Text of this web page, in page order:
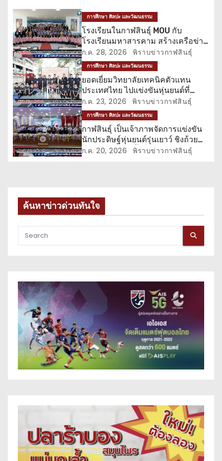
ว
เ
รื่
อ
ง
การศึกษา ศิลปะ และวัฒนธรรม
โรงเรียนในกาฬสินธุ์ MOU กับ
โรงเรียนมหาสารคาม สร้างเครือข่าย
สภานักเรียน
ก.ค. 28, 2026 พิราบข่าวกาฬสินธุ์
การศึกษา ศิลปะ และวัฒนธรรม
ยอดเยี่ยมวิทยาลัยเทคนิคตัวแทน
ประเทศไทย ไปแข่งขันหุ่นยนต์ที่
ฮ่องกง
ก.ค. 23, 2026 พิราบข่าวกาฬสินธุ์
การศึกษา ศิลปะ และวัฒนธรรม
กาฬสินธุ์ เป็นเจ้าภาพจัดการแข่งขัน
นักประดิษฐ์หุ่นยนต์รุ่นเยาว์ ชิงถ้วย
พระราชทาน ครั้งที่ 11
ก.ค. 20, 2026 พิราบข่าวกาฬสินธุ์
ค้นหาข่าวด่วนทันใจ